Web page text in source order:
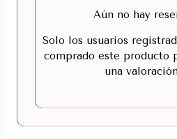
Aún no hay
Solo los usuarios
comprado este producto
una